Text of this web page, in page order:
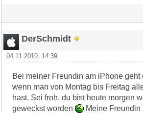
DerSchmidt
04.11.2010, 14:39
Bei meiner Freundin am iPhone geht
wenn man von Montag bis Freitag
hast. Sei froh, du bist heute morgen
geweckst worden
Meine Freundin